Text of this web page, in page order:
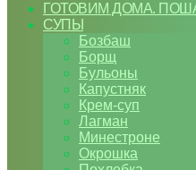
ГОТОВИМ ДОМА.
СУПЫ
Бозбаш
Борщ
Бульоны
Капустняк
Крем-суп
Лагман
Минестроне
Окрошка